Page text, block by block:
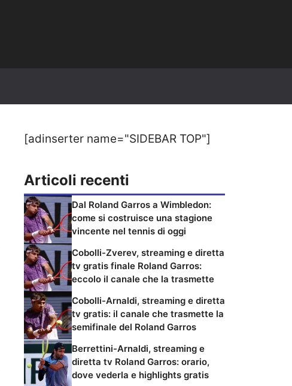
[adinserter name="SIDEBAR TOP"]
Articoli recenti
Dal Roland Garros a Wimbledon:
come si costruisce una stagione
vincente nel tennis di oggi
Cobolli-Zverev, streaming e diretta
tv gratis finale Roland Garros:
eccolo il canale che la trasmette
Cobolli-Arnaldi, streaming e diretta
tv gratis: il canale che trasmette la
semifinale del Roland Garros
Berrettini-Arnaldi, streaming e
diretta tv Roland Garros: orario,
dove vederla e highlights gratis